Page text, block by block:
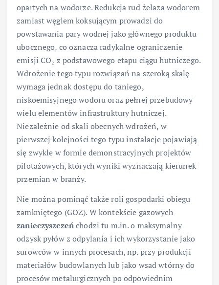
opartych na wodorze. Redukcja rud żelaza wodorem
zamiast węglem koksującym prowadzi do
powstawania pary wodnej jako głównego produktu
ubocznego, co oznacza radykalne ograniczenie
emisji CO₂ z podstawowego etapu ciągu hutniczego.
Wdrożenie tego typu rozwiązań na szeroką skalę
wymaga jednak dostępu do taniego,
niskoemisyjnego wodoru oraz pełnej przebudowy
wielu elementów infrastruktury hutniczej.
Niezależnie od skali obecnych wdrożeń, w
pierwszej kolejności tego typu instalacje pojawiają
się zwykle w formie demonstracyjnych projektów
pilotażowych, których wyniki wyznaczają kierunek
przemian w branży.
Nie można pominąć także roli gospodarki obiegu
zamkniętego (GOZ). W kontekście gazowych
zanieczyszczeńchodzi tu m.in. o maksymalny
odzysk pyłów z odpylania i ich wykorzystanie jako
surowców w innych procesach, np. przy produkcji
materiałów budowlanych lub jako wsad wtórny do
procesów metalurgicznych po odpowiednim